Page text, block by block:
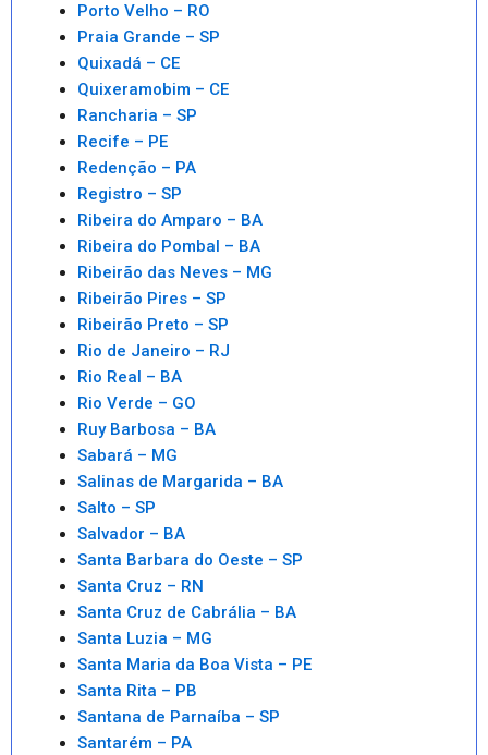
Porto Velho – RO
Praia Grande – SP
Quixadá – CE
Quixeramobim – CE
Rancharia – SP
Recife – PE
Redenção – PA
Registro – SP
Ribeira do Amparo – BA
Ribeira do Pombal – BA
Ribeirão das Neves – MG
Ribeirão Pires – SP
Ribeirão Preto – SP
Rio de Janeiro – RJ
Rio Real – BA
Rio Verde – GO
Ruy Barbosa – BA
Sabará – MG
Salinas de Margarida – BA
Salto – SP
Salvador – BA
Santa Barbara do Oeste – SP
Santa Cruz – RN
Santa Cruz de Cabrália – BA
Santa Luzia – MG
Santa Maria da Boa Vista – PE
Santa Rita – PB
Santana de Parnaíba – SP
Santarém – PA